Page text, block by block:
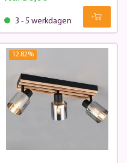
3 - 5 werkdagen
12.82%